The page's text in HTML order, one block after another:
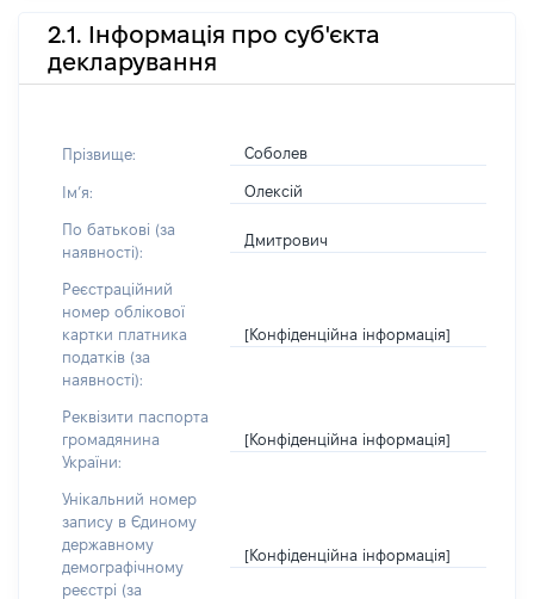
2.1. Інформація про суб'єкта
декларування
Прізвище: Соболев
Імʼя: Олексій
По батькові (за
наявності):
Дмитрович
Реєстраційний
номер облікової
картки платника
податків (за
наявності):
[Конфіденційна інформація]
Реквізити паспорта
громадянина
України:
[Конфіденційна інформація]
Унікальний номер
запису в Єдиному
державному
демографічному
реєстрі (за
[Конфіденційна інформація]